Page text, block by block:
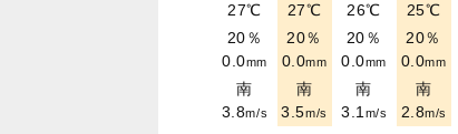
27℃
20％
0.0mm
南
3.8m/s
27℃
20％
0.0mm
南
3.5m/s
26℃
20％
0.0mm
南
3.1m/s
25℃
20％
0.0mm
南
2.8m/s